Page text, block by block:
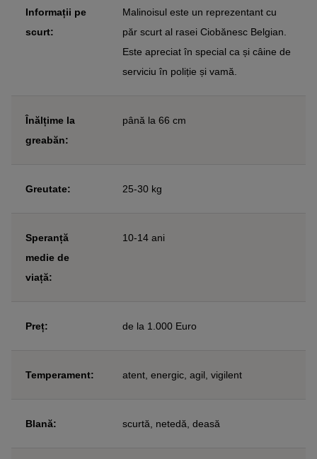
Informații pe
scurt:
Malinoisul este un reprezentant cu
păr scurt al rasei Ciobănesc Belgian.
Este apreciat în special ca și câine de
serviciu în poliție și vamă.
Înălțime la
greabăn:
până la 66 cm
Greutate: 25-30 kg
Speranță
medie de
viață:
10-14 ani
Preț: de la 1.000 Euro
Temperament: atent, energic, agil, vigilent
Blană: scurtă, netedă, deasă